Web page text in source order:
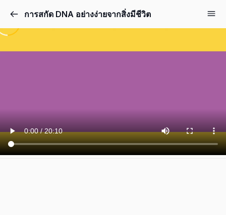
การสกัด DNA อย่างง่ายจากสิ่งมีชีวิต